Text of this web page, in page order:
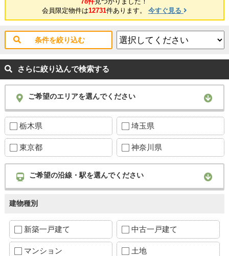
会員限定物件は12731件あります。 今すぐ見る
条件を絞り込む
さらに絞り込んで検索する
ご希望のエリアを選んでください
栃木県 埼玉県
東京都 神奈川県
ご希望の沿線・駅を選んでください
建物種別
新築一戸建て 中古一戸建て
マンション 土地